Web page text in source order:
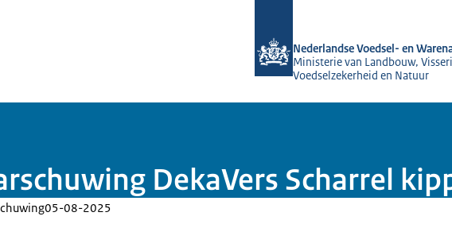
Nederlandse Voedsel- en
Ministerie van Landbouw,
Voedselzekerheid en Natuur
DekaVers Scharrel
05-08-2025